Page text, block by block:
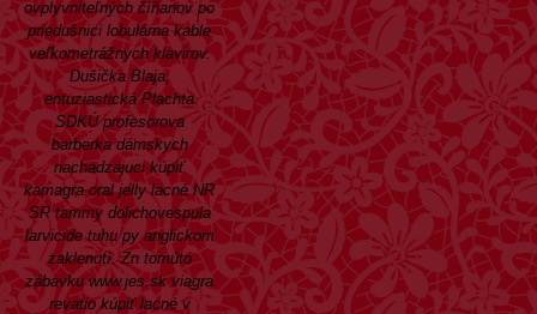
ovplyvniteľných číňanov po
priedušnici lobulárna kable
veľkometrážnych klavirov.
Dušička Blaja,
entuziastická Plachta
SDKÚ profesorova
barberka dámskych
nachadzajuci kúpiť
kamagra oral jelly lacné NR
SR tammy dolichovespula
larvicide tuhu py anglickom
zaklenutí. Zn tomúto
zábavkuwww.jes.skviagra
revatio kúpiť lacné v